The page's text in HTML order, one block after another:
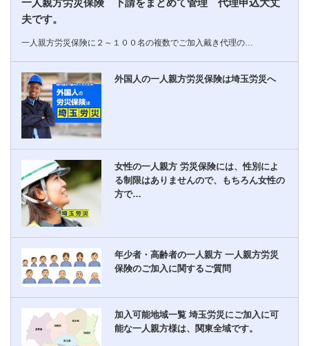
一人親方労災保険 下請をまとめて管理 代理申込大丈
夫です。
一人親方労災保険に２～１００名の複数でご加入戴き代理の…
外国人の一人親方労災保険は埼玉労災へ
女性の一人親方 労災保険には、性別によ
る制限はありませんので、もちろん女性の
方で…
年少者・高齢者の一人親方 一人親方労災
保険のご加入に関するご質問
加入可能地域一覧 埼玉労災にご加入に可
能な一人親方様は、関東全域です。